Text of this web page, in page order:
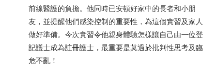
前線醫護的負擔。他同時已安頓好家中的長者和小朋
友，並提醒他們感染控制的重要性，為這個實習及家人
做好準備。今次實習令他親身體驗怎樣讓自己由一位登
記護士成為註冊護士，最重要是莫過於批判性思考及臨
危不亂！